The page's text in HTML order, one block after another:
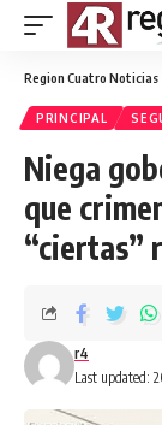
Region Cuatro Noticias
PRINCIPAL
Niega
que
“ciertas”
Last updated:
r4